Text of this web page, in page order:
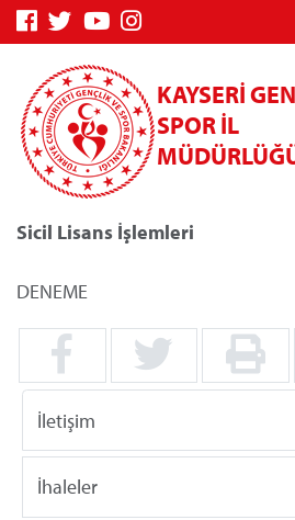
KAYSERİ
SPOR İL
Sicil Lisans İşlemleri
DENEME
İletişim
İhaleler
Genç Bilgi
Kredi/Yurt E-
Ödeme